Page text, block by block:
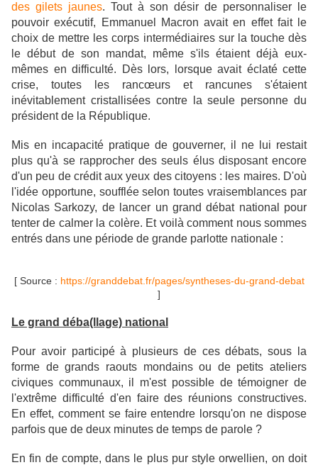
des gilets jaunes. Tout à son désir de personnaliser le
pouvoir exécutif, Emmanuel Macron avait en effet fait le
choix de mettre les corps intermédiaires sur la touche dès
le début de son mandat, même s'ils étaient déjà eux-
mêmes en difficulté. Dès lors, lorsque avait éclaté cette
crise, toutes les rancœurs et rancunes s'étaient
inévitablement cristallisées contre la seule personne du
président de la République.
Mis en incapacité pratique de gouverner, il ne lui restait
plus qu'à se rapprocher des seuls élus disposant encore
d'un peu de crédit aux yeux des citoyens : les maires. D'où
l'idée opportune, soufflée selon toutes vraisemblances par
Nicolas Sarkozy, de lancer un grand débat national pour
tenter de calmer la colère. Et voilà comment nous sommes
entrés dans une période de grande parlotte nationale :
[ Source : https://granddebat.fr/pages/syntheses-du-grand-debat
]
Le grand déba(llage) national
Pour avoir participé à plusieurs de ces débats, sous la
forme de grands raouts mondains ou de petits ateliers
civiques communaux, il m'est possible de témoigner de
l'extrême difficulté d'en faire des réunions constructives.
En effet, comment se faire entendre lorsqu'on ne dispose
parfois que de deux minutes de temps de parole ?
En fin de compte, dans le plus pur style orwellien, on doit